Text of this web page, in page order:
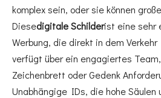
komplex sein, oder sie können
Diesedigitale Schilderist eine sehr
Werbung, die direkt in dem
verfügt über ein engagiertes
Zeichenbrett oder Gedenk
Unabhängige IDs, die hohe